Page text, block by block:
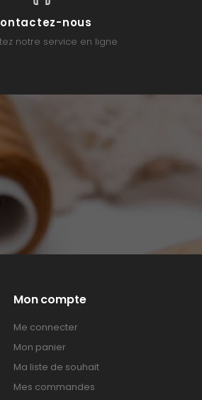
nous
notre service en ligne
Mon compte
Me connecter
Mon panier
Ma liste de souhait
Mes commandes